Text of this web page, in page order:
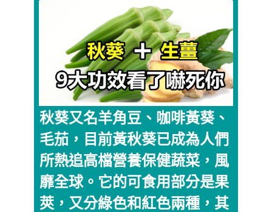
秋葵又名羊角豆、咖啡黃葵、
毛茄，目前黃秋葵已成為人們
所熱追高檔營養保健蔬菜，風
靡全球。它的可食用部分是果
莢，又分綠色和紅色兩種，其